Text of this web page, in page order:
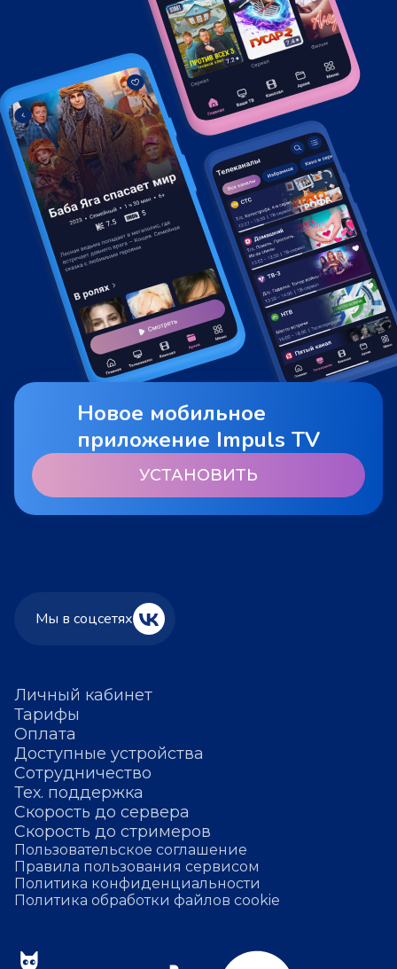
Новое мобильное
приложение Impuls TV
УСТАНОВИТЬ
Личный кабинет
Тарифы
Оплата
Доступные устройства
Сотрудничество
Тех. поддержка
Скорость до сервера
Скорость до стримеров
Пользовательское соглашение
Правила пользования сервисом
Политика конфиденциальности
Политика обработки файлов cookie
Мы в соцсетях